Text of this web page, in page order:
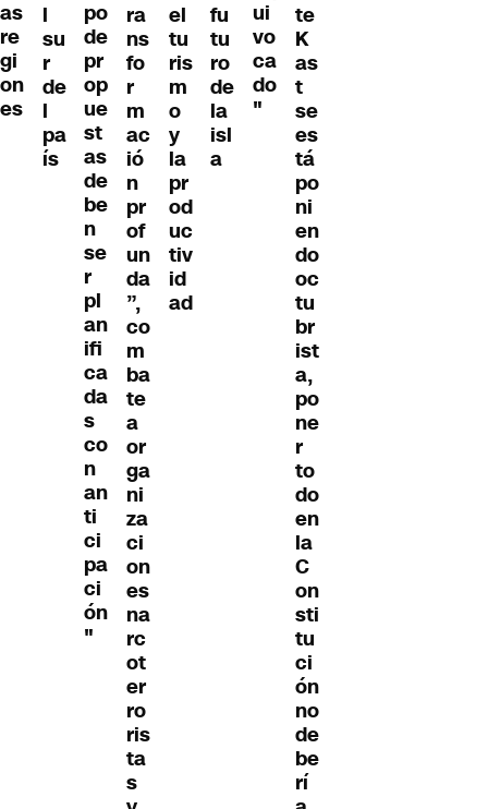
as
re
gi
on
es
l
su
r
de
l
pa
ís
po
de
pr
op
ue
st
as
de
be
n
se
r
pl
an
ifi
ca
da
s
co
n
an
ti
ci
pa
ci
ón
"
ra
ns
fo
r
m
ac
ió
n
pr
of
un
da
”,
co
m
ba
te
a
or
ga
ni
za
ci
on
es
na
rc
ot
er
ro
ris
ta
s
el
tu
ris
m
o
y
la
pr
od
uc
tiv
id
ad
fu
tu
ro
de
la
isl
a
ui
vo
ca
do
"
te
K
as
t
se
es
tá
po
ni
en
do
oc
tu
br
ist
a,
po
ne
r
to
do
en
la
C
on
sti
tu
ci
ón
no
de
be
rí